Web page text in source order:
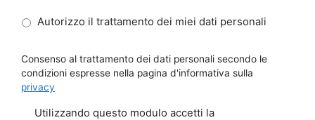
Autorizzo il trattamento dei miei dati personali
Consenso al trattamento dei dati personali secondo le
condizioni espresse nella pagina d'informativa sulla
privacy
Utilizzando questo modulo accetti la